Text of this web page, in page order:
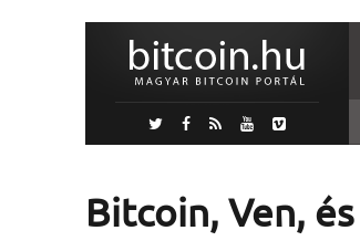
Bitcoin, Ven,